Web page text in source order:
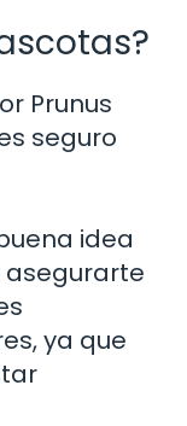
Prunus
seguro
idea
asegurarte
ya que